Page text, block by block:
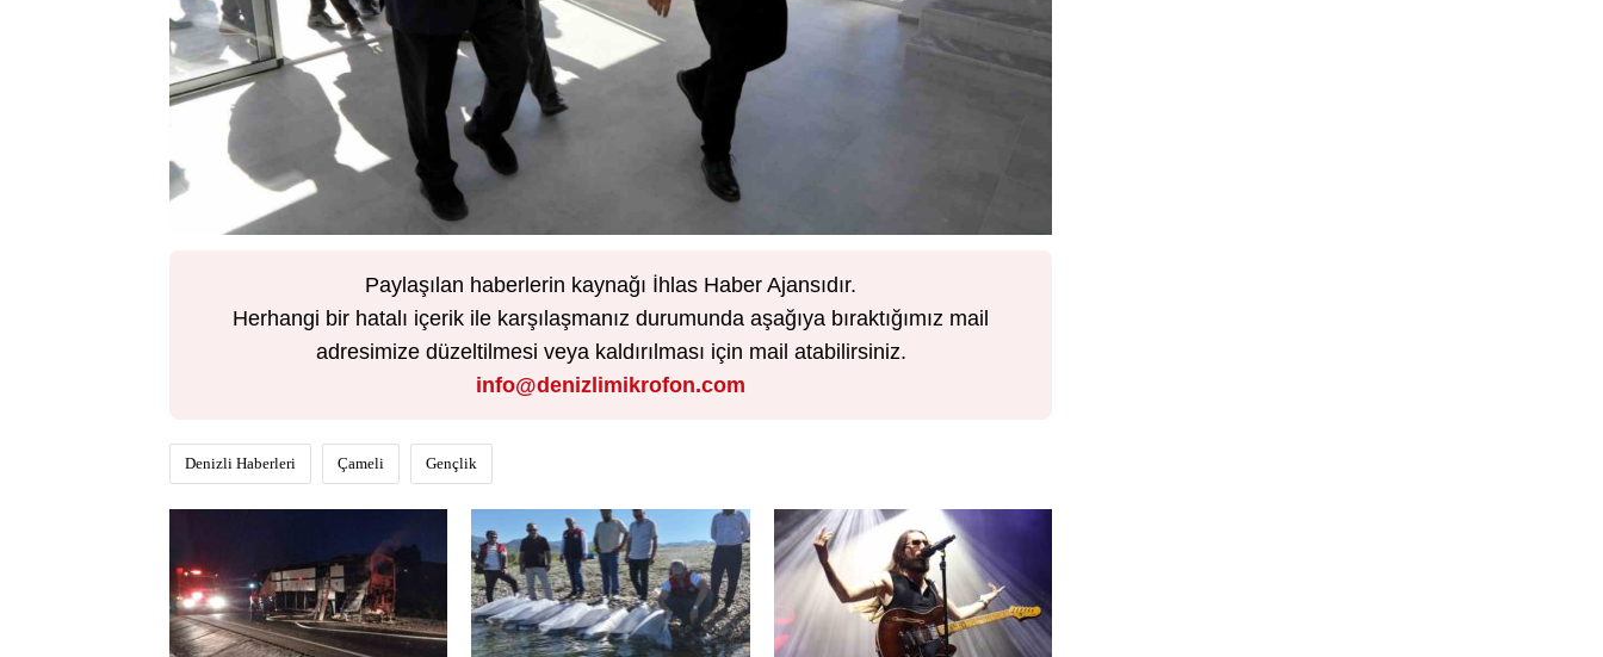
Paylaşılan haberlerin kaynağı İhlas Haber Ajansıdır.
Herhangi bir hatalı içerik ile karşılaşmanız durumunda aşağıya bıraktığımız mail
adresimize düzeltilmesi veya kaldırılması için mail atabilirsiniz.
info@denizlimikrofon.com
Denizli Haberleri Çameli Gençlik